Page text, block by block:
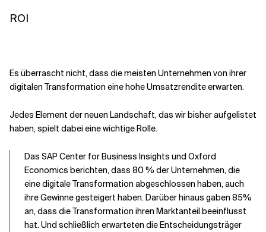
ROI
Es überrascht nicht, dass die meisten Unternehmen von ihrer
digitalen Transformation eine hohe Umsatzrendite erwarten.
Jedes Element der neuen Landschaft, das wir bisher aufgelistet
haben, spielt dabei eine wichtige Rolle.
Das SAP Center for Business Insights und Oxford
Economics berichten, dass 80 % der Unternehmen, die
eine digitale Transformation abgeschlossen haben, auch
ihre Gewinne gesteigert haben. Darüber hinaus gaben 85%
an, dass die Transformation ihren Marktanteil beeinflusst
hat. Und schließlich erwarteten die Entscheidungsträger